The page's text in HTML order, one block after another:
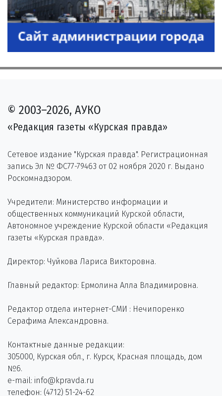
© 2003–2026, АУКО
«Редакция газеты «Курская правда»
Сетевое издание "Курская правда". Регистрационная
запись Эл № ФС77-79463 от 02 ноября 2020 г. Выдано
Роскомнадзором.
Учредители: Министерство информации и
общественных коммуникаций Курской области,
Автономное учреждение Курской области «Редакция
газеты «Курская правда».
Директор: Чуйкова Лариса Викторовна.
Главный редактор: Ермолина Алла Владимировна.
Редактор отдела интернет-СМИ : Нечипоренко
Серафима Александровна.
Контактные данные редакции:
305000, Курская обл., г. Курск, Красная площадь, дом
№6.
e-mail: info@kpravda.ru
телефон: (4712) 51-24-62